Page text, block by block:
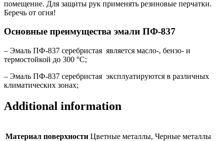
помещение. Для защиты рук применять резиновые перчатки.
Беречь от огня!
Основные преимущества эмали ПФ-837
– Эмаль ПФ-837 серебристая является масло-, бензо- и
термостойкой до 300 °C;
– Эмаль ПФ-837 серебристая эксплуатируются в различных
климатических зонах;
Additional information
Материал поверхности Цветные металлы, Черные металлы